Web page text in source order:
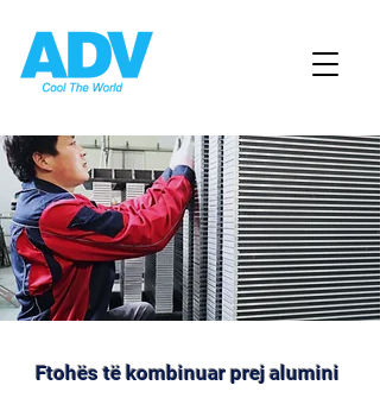
Ftohës të kombinuar prej alumini